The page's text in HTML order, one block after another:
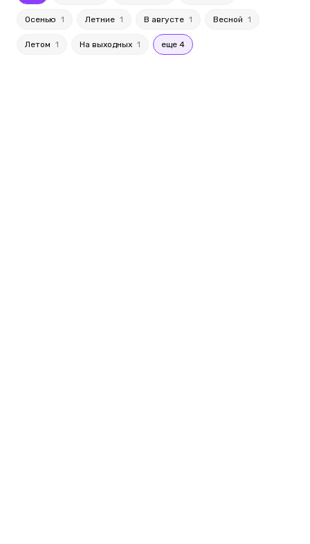
Осенью 1 Летние 1 В августе 1 Весной 1
Летом 1 На выходных 1 еще 4